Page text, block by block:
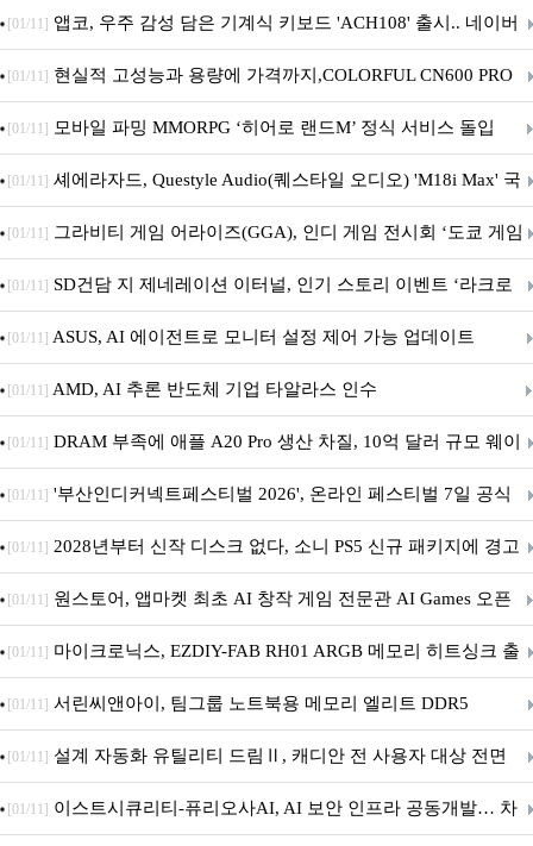
니터·스마트 펫 침대 기부
[01/11] 앱코, 우주 감성 담은 기계식 키보드 'ACH108' 출시.. 네이버
브랜드데이 기획전 진행
[01/11] 현실적 고성능과 용량에 가격까지,COLORFUL CN600 PRO
M.2 NVMe 디앤디컴 1TB
[01/11] 모바일 파밍 MMORPG ‘히어로 랜드M’ 정식 서비스 돌입
[01/11] 셰에라자드, Questyle Audio(퀘스타일 오디오) 'M18i Max' 국
내 정식 출시
[01/11] 그라비티 게임 어라이즈(GGA), 인디 게임 전시회 ‘도쿄 게임
던전 13’ 참가!
[01/11] SD건담 지 제네레이션 이터널, 인기 스토리 이벤트 ‘라크로
아의 용사’ 재개최 및 풍성한 기념 이벤트 실시!
[01/11] ASUS, AI 에이전트로 모니터 설정 제어 가능 업데이트
[01/11] AMD, AI 추론 반도체 기업 타알라스 인수
[01/11] DRAM 부족에 애플 A20 Pro 생산 차질, 10억 달러 규모 웨이
퍼 대기
[01/11] '부산인디커넥트페스티벌 2026', 온라인 페스티벌 7일 공식
개막... 22일간 진행
[01/11] 2028년부터 신작 디스크 없다, 소니 PS5 신규 패키지에 경고
문 추가
[01/11] 원스토어, 앱마켓 최초 AI 창작 게임 전문관 AI Games 오픈
[01/11] 마이크로닉스, EZDIY-FAB RH01 ARGB 메모리 히트싱크 출
시
[01/11] 서린씨앤아이, 팀그룹 노트북용 메모리 엘리트 DDR5
5600MHz 16GB 출시
[01/11] 설계 자동화 유틸리티 드림Ⅱ, 캐디안 전 사용자 대상 전면
무상 배포
[01/11] 이스트시큐리티-퓨리오사AI, AI 보안 인프라 공동개발… 차